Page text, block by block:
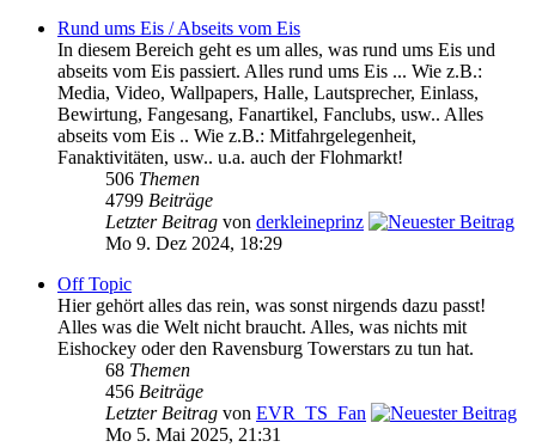
Rund ums Eis / Abseits vom Eis
In diesem Bereich geht es um alles, was rund ums Eis und
abseits vom Eis passiert. Alles rund ums Eis ... Wie z.B.:
Media, Video, Wallpapers, Halle, Lautsprecher, Einlass,
Bewirtung, Fangesang, Fanartikel, Fanclubs, usw.. Alles
abseits vom Eis .. Wie z.B.: Mitfahrgelegenheit,
Fanaktivitäten, usw.. u.a. auch der Flohmarkt!
506 Themen
4799 Beiträge
Letzter Beitrag von derkleineprinz
Mo 9. Dez 2024, 18:29
Off Topic
Hier gehört alles das rein, was sonst nirgends dazu passt!
Alles was die Welt nicht braucht. Alles, was nichts mit
Eishockey oder den Ravensburg Towerstars zu tun hat.
68 Themen
456 Beiträge
Letzter Beitrag von EVR_TS_Fan
Mo 5. Mai 2025, 21:31